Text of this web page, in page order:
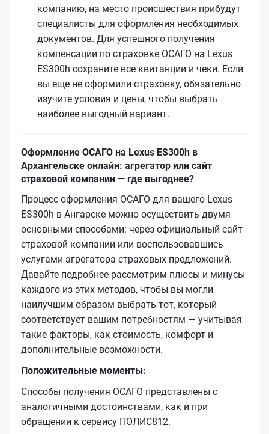
компанию, на место происшествия прибудут
специалисты для оформления необходимых
документов. Для успешного получения
компенсации по страховке ОСАГО на Lexus
ES300h сохраните все квитанции и чеки. Если
вы еще не оформили страховку, обязательно
изучите условия и цены, чтобы выбрать
наиболее выгодный вариант.
Оформление ОСАГО на Lexus ES300h в
Архангельске онлайн: агрегатор или сайт
страховой компании — где выгоднее?
Процесс оформления ОСАГО для вашего Lexus
ES300h в Ангарске можно осуществить двумя
основными способами: через официальный сайт
страховой компании или воспользовавшись
услугами агрегатора страховых предложений.
Давайте подробнее рассмотрим плюсы и минусы
каждого из этих методов, чтобы вы могли
наилучшим образом выбрать тот, который
соответствует вашим потребностям — учитывая
такие факторы, как стоимость, комфорт и
дополнительные возможности.
Положительные моменты:
Способы получения ОСАГО представлены с
аналогичными достоинствами, как и при
обращении к сервису ПОЛИС812.